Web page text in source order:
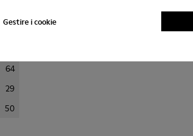
Gestire i cookie
per filtrare le recensioni.
64
29
50